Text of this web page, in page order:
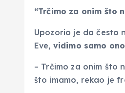
“Trčimo za onim što
Upozorio je da često
Eve, vidimo samo
– Trčimo za onim što
što imamo, rekao je